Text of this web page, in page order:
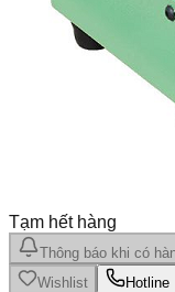
Tạm hết hàng
Thông báo khi có
Wishlist
Hotline